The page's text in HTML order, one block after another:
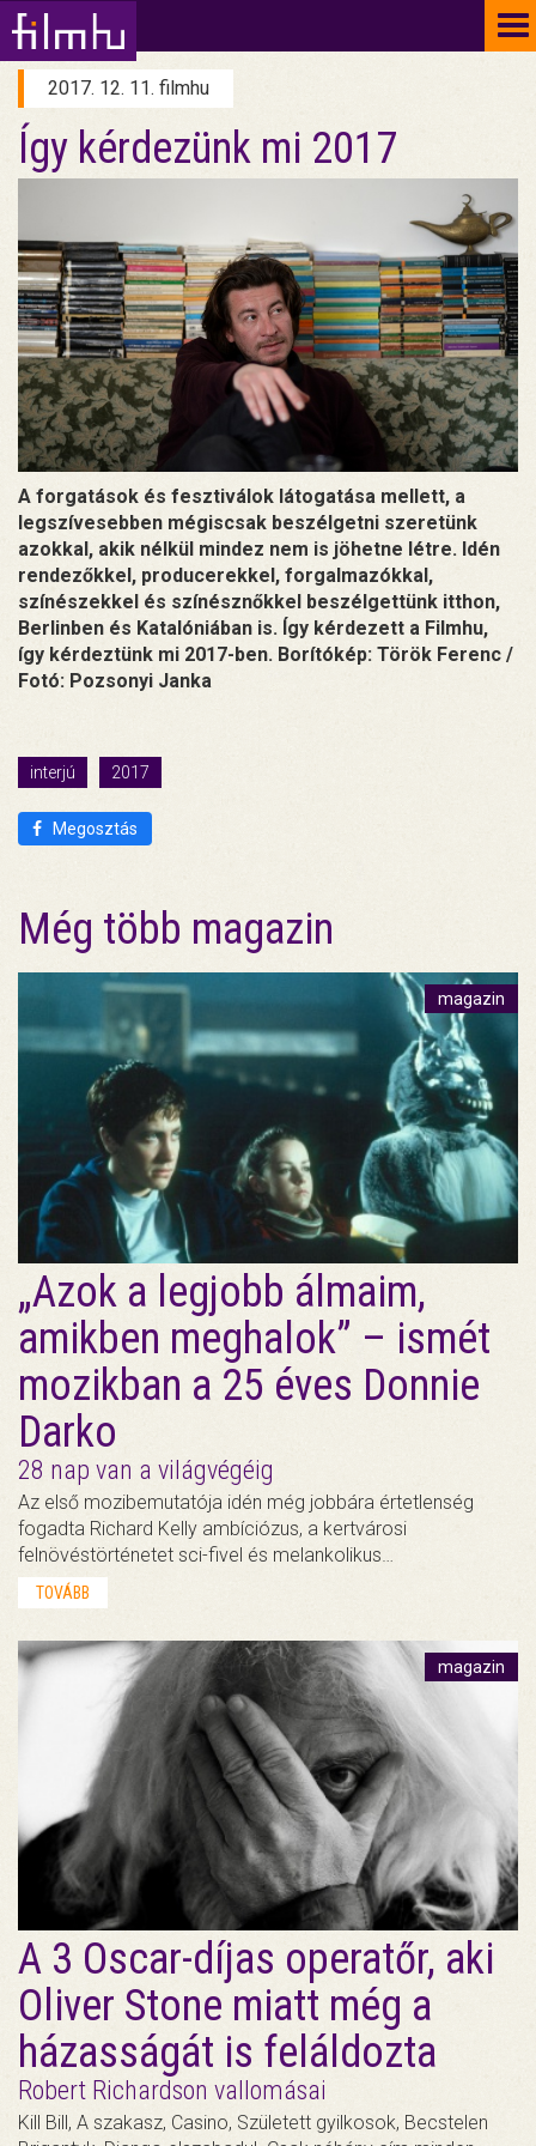
2017. 12. 11. filmhu
Így kérdezünk mi 2017
A forgatások és fesztiválok látogatása mellett, a
legszívesebben mégiscsak beszélgetni szeretünk
azokkal, akik nélkül mindez nem is jöhetne létre. Idén
rendezőkkel, producerekkel, forgalmazókkal,
színészekkel és színésznőkkel beszélgettünk itthon,
Berlinben és Katalóniában is. Így kérdezett a Filmhu,
így kérdeztünk mi 2017-ben. Borítókép: Török Ferenc /
Fotó: Pozsonyi Janka
interjú 2017
Megosztás
Még több magazin
magazin
„Azok a legjobb álmaim,
amikben meghalok” – ismét
mozikban a 25 éves Donnie
Darko
28 nap van a világvégéig
Az első mozibemutatója idén még jobbára értetlenség
fogadta Richard Kelly ambíciózus, a kertvárosi
felnövéstörténetet sci-fivel és melankolikus…
TOVÁBB
magazin
A 3 Oscar-díjas operatőr, aki
Oliver Stone miatt még a
házasságát is feláldozta
Robert Richardson vallomásai
Kill Bill, A szakasz, Casino, Született gyilkosok, Becstelen